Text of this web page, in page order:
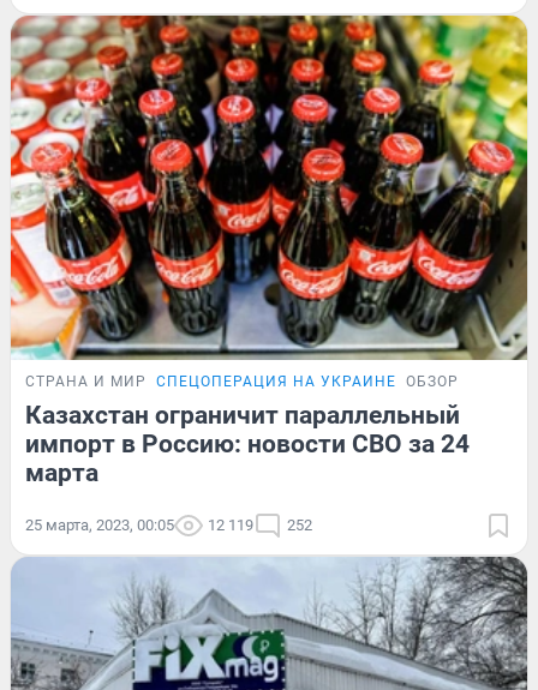
СТРАНА И МИР СПЕЦОПЕРАЦИЯ НА УКРАИНЕ ОБЗОР
Казахстан ограничит параллельный
импорт в Россию: новости СВО за 24
марта
25 марта, 2023, 00:05 12 119 252